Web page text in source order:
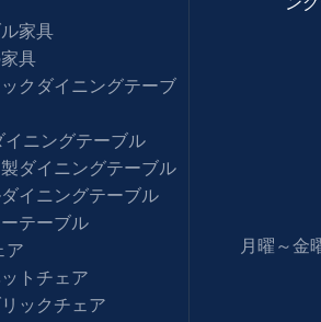
家具
具
クダイニングテーブ
イニングテーブル
ダイニングテーブル
イニングテーブル
テーブル
ア
トチェア
ックチェア
月曜～金